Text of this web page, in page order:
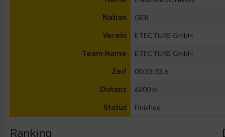
Nation GER
Verein ETECTURE GmbH
Team Name ETECTURE GmbH
Zeit 00:33:33.6
Distanz 6200 m
Status Finished
Ranking